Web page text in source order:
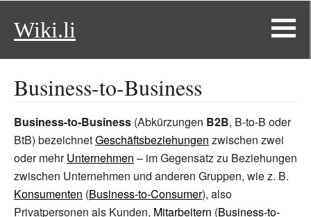
Wiki.li
Business-to-Business
Business-to-Business (Abkürzungen B2B, B-to-B oder
BtB) bezeichnetGeschäftsbeziehungen zwischen zwei
oder mehrUnternehmen – im Gegensatz zu Beziehungen
zwischen Unternehmen und anderen Gruppen, wie z. B.
Konsumenten (Business-to-Consumer), also
Privatpersonen als Kunden, Mitarbeitern (Business-to-